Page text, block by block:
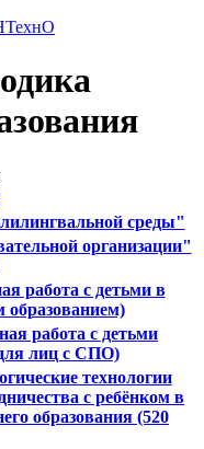
среды"
организации"
работа с детьми в
работа с детьми
лиц с СПО)
технологии
с ребёнком в
образования (520